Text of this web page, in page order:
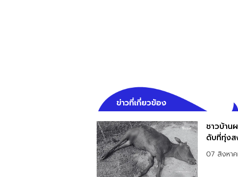
ข่าวที่เกี่ยวข้อง
ชาวบ้าน
ดับที่ทุ่งส
07 สิงหา